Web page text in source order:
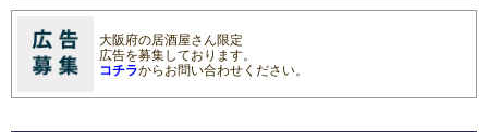
大阪府の居酒屋さん限定
広告を募集しております。
コチラからお問い合わせください。